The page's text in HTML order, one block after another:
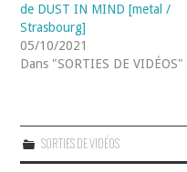
de DUST IN MIND [metal /
Strasbourg]
05/10/2021
Dans "SORTIES DE VIDÉOS"
SORTIES DE VIDÉOS